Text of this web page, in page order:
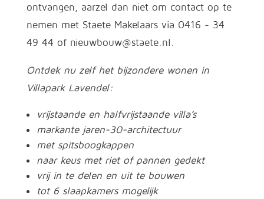
ontvangen, aarzel dan niet om contact op te
nemen met Staete Makelaars via 0416 - 34
49 44 of nieuwbouw@staete.nl.
Ontdek nu zelf het bijzondere wonen in
Villapark Lavendel:
vrijstaande en halfvrijstaande villa’s
markante jaren-30-architectuur
met spitsboogkappen
naar keus met riet of pannen gedekt
vrij in te delen en uit te bouwen
tot 6 slaapkamers mogelijk